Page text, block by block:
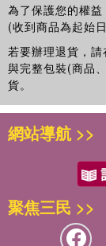
為了保護您的權益
(收到商品為起始日
若要辦理退貨，
與完整包裝(商品
貨。
網站導航 >>
聚焦三民 >>